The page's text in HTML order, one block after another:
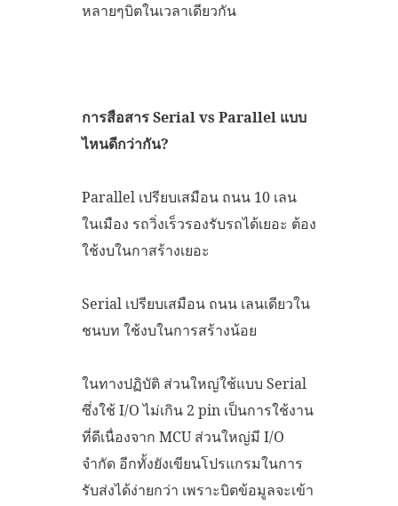
หลายๆบิตในเวลาเดียวกัน
การสือสาร Serialvs Parallel แบบ
ไหนดีกว่ากัน?
Parallel เปรียบเสมือน ถนน 10 เลน
ในเมือง รถวิ่งเร็วรองรับรถได้เยอะ ต้อง
ใช้งบในกาสร้างเยอะ
Serial เปรียบเสมือน ถนน เลนเดียวใน
ชนบท ใช้งบในการสร้างน้อย
ในทางปฏิบัติ ส่วนใหญ่ใช้แบบ Serial
ซึ่งใช้ I/O ไม่เกิน 2 pin เป็นการใช้งาน
ที่ดีเนื่องจาก MCU ส่วนใหญ่มี I/O
จำกัด อีกทั้งยังเขียนโปรแกรมในการ
รับส่งได้ง่ายกว่า เพราะบิตข้อมูลจะเข้า